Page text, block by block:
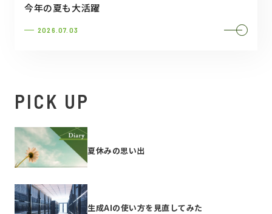
今年の夏も大活躍
2026.07.03
PICK UP
夏休みの思い出
生成AIの使い方を見直してみた